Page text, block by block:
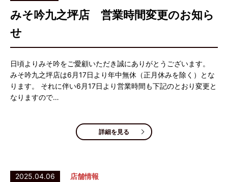
みそ吟九之坪店 営業時間変更のお知ら
せ
日頃よりみそ吟をご愛顧いただき誠にありがとうございます。
みそ吟九之坪店は6月17日より年中無休（正月休みを除く）とな
ります。 それに伴い6月17日より営業時間も下記のとおり変更と
なりますので…
詳細を見る
2025.04.06 店舗情報